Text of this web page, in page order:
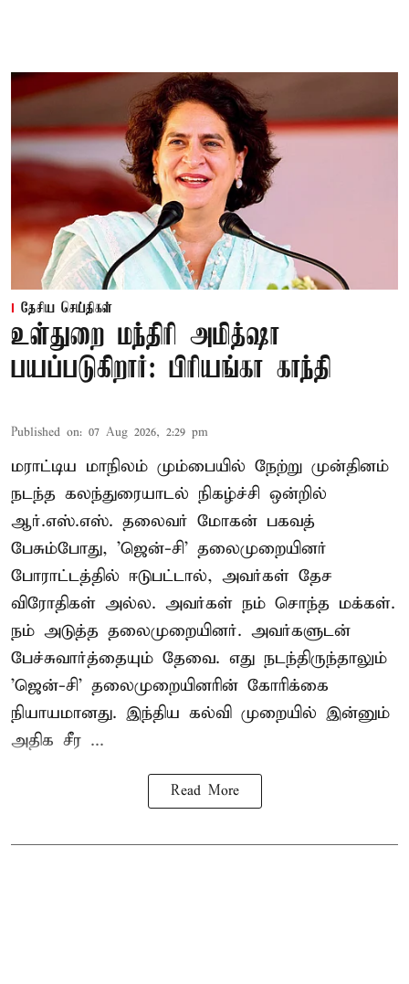
தேசிய செய்திகள்
உள்துறை மந்திரி அமித்ஷா
பயப்படுகிறார்: பிரியங்கா காந்தி
Published on: 07 Aug 2026, 2:29 pm
மராட்டிய மாநிலம் மும்பையில் நேற்று முன்தினம்
நடந்த கலந்துரையாடல் நிகழ்ச்சி ஒன்றில்
ஆர்.எஸ்.எஸ். தலைவர் மோகன் பகவத்
பேசும்போது, 'ஜென்-சி' தலைமுறையினர்
போராட்டத்தில் ஈடுபட்டால், அவர்கள் தேச
விரோதிகள் அல்ல. அவர்கள் நம் சொந்த மக்கள்.
நம் அடுத்த தலைமுறையினர். அவர்களுடன்
பேச்சுவார்த்தையும் தேவை. எது நடந்திருந்தாலும்
'ஜென்-சி' தலைமுறையினரின் கோரிக்கை
நியாயமானது. இந்திய கல்வி முறையில் இன்னும்
அதிக சீர ...
Read More